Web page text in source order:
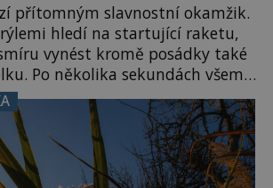
přítomným slavnostní okamžik.
hledí na startující raketu,
vynést kromě posádky také
Po několika sekundách všem
stroj totiž exploduje. Jejich
levného kraje, daňové
miliardy dolarů. Na druhou stranu
věci. Na malé kousky
První […]